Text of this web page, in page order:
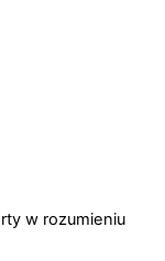
w rozumieniu